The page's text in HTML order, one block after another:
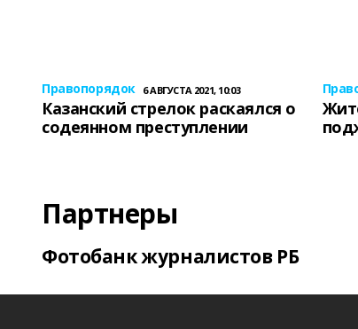
Правопорядок 6 АВГУСТА 2021, 10:03
Казанский стрелок раскаялся о
содеянном преступлении
Партнеры
Фотобанк журналистов РБ